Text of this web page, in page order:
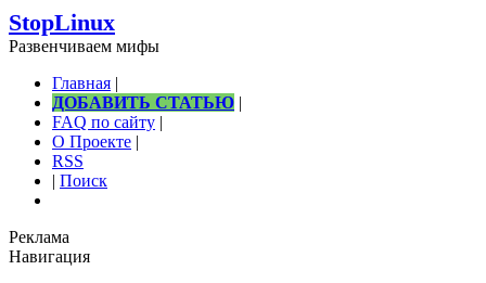
StopLinux
Развенчиваем мифы
Главная |
ДОБАВИТЬ СТАТЬЮ |
FAQ по сайту |
О Проекте |
RSS
| Поиск
Реклама
Навигация